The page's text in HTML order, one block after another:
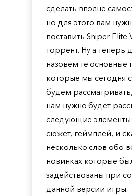
сделать вполне
но для этого вам
поставить Sniper Elite
торрент. Ну а теперь
назовем те основные
которые мы сегодня
будем
нам нужно будет
следующие
сюжет, геймплей, и
несколько слов обо
новинках которые
задействованы при
данной версии игры.